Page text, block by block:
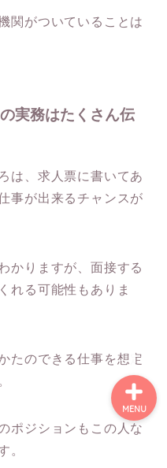
関がついていることは
実務はたくさん伝
は、求人票に書いてあ
事が出来るチャンスが
かりますが、面接する
れる可能性もありま
たのできる仕事を想定
ポジションもこの人な
。
MENU
障害を理解する
開示での就活